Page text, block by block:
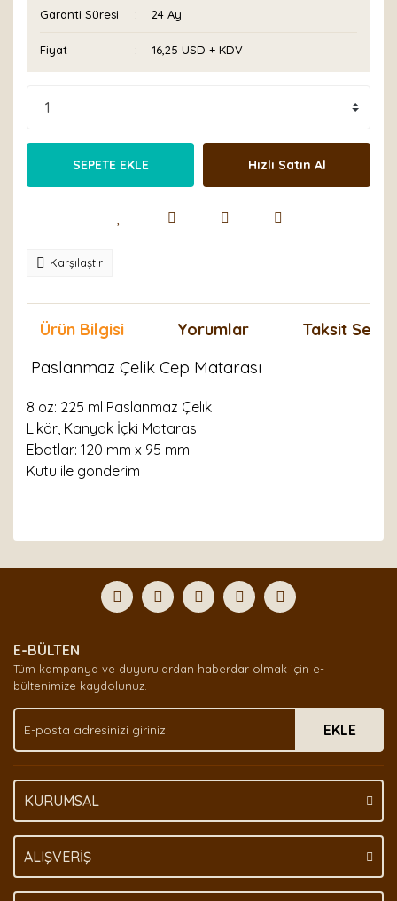
Garanti Süresi 24 Ay
Fiyat 16,25 USD + KDV
SEPETE EKLE Hızlı Satın Al
Karşılaştır
Ürün Bilgisi Yorumlar Taksit
Paslanmaz Çelik Cep Matarası
8 oz: 225 ml Paslanmaz Çelik
Likör, Kanyak İçki Matarası
Ebatlar: 120 mm x 95 mm
Kutu ile gönderim
Yorum Yaz
formunu kullanarak tarafımıza iletebilirsiniz.
Görüş ve önerileriniz için teşekkür ederiz.
Ürün açıklamasında eksik bilgiler bulunuyor.
Ürün bilgilerinde hatalar bulunuyor.
Ürün fiyatı diğer sitelerden daha pahalı.
Bu ürüne benzer farklı alternatifler olmalı.
E-BÜLTEN
Tüm kampanya ve duyurulardan haberdar olmak için e-
bültenimize kaydolunuz.
EKLE
KURUMSAL
ALIŞVERİŞ